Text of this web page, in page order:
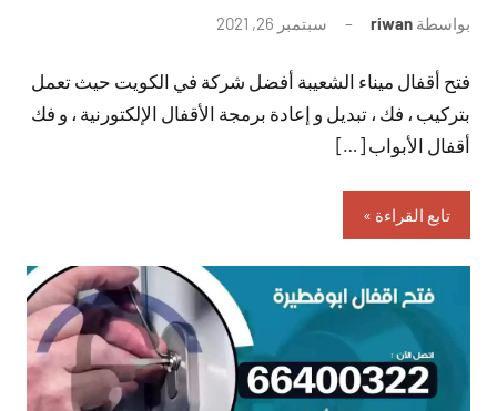
بواسطة riwan سبتمبر 26, 2021
تعليقات
فتح أقفال ميناء الشعيبة أفضل شركة في الكويت حيث تعمل
بتركيب ، فك ، تبديل و إعادة برمجة الأقفال الإلكتورنية ، و فك
أقفال الأبواب […]
تابع القراءة